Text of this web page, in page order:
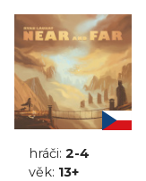
hráči: 2-4
věk: 13+